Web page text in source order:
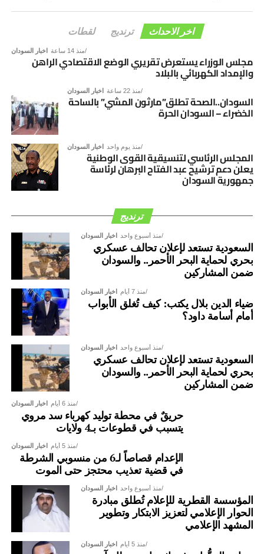
وأكد المجلس الرئاسي، أن هذه القرارات تأتي في إطار رؤية
التنسيقية الرامية إلى دعم الاستقرار السياسي، وترسيخ
السوداني، بما يفضي إلى توافق وطني شامل يؤسس لمرحلة
جديدة من الأمن والاستقرار والتنمية.
اخر الاحداث ترنديج لقطات
اخبار السودان منذ 14 ساعة
مجلس الوزراء يستعرض تقريري الوضع الاقتصادي الراهن
والإمداد الكهربائي بالبلاد
اخبار السودان منذ 22 ساعة
السودان..الصحة تطلق”مارثون المشي” بالساحة
الخضراء – السودان الحرة
اخبار السودان منذ يوم واحد
المجلس الرئاسي لتنسيقية القوى الوطنية
يعلن دعم ترشيح عبد الفتاح البرهان لرئاسة
جمهورية السودان
ترنديج
اخبار السودان منذ أسبوع واحد
السعودية تستعد لإعلان تحالف عسكري
بحري لحماية البحر الأحمر.. والسودان
ضمن المشاركين
اخبار السودان منذ 7 أيام
ضياء الدين بلال يكتب: كيف تُغلق الأبواب
أمام أسامة داود؟
اخبار السودان منذ أسبوع واحد
السعودية تستعد لإعلان تحالف عسكري
بحري لحماية البحر الأحمر.. والسودان
ضمن المشاركين
اخبار السودان منذ 6 أيام
حريقٌ في محطة توليد كهرباء سد مروي
يتسبب في قطوعات بـ4 ولايات
اخبار السودان منذ 5 أيام
الإعدام قصاصاً لـ6 من منسوبي الشرطة
في قضية تعذيب محتجز حتى الموت
اخبار السودان منذ أسبوع واحد
المؤسسة القطرية للإعلام تُطلق مبادرة
الحوار الإعلامي لتعزيز الابتكار وتطوير
المشهد الإعلامي
اخبار السودان منذ 5 أيام